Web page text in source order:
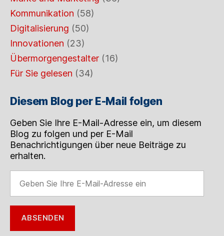
Kommunikation (58)
Digitalisierung (50)
Innovationen (23)
Übermorgengestalter (16)
Für Sie gelesen (34)
Diesem Blog per E-Mail folgen
Geben Sie Ihre E-Mail-Adresse ein, um diesem
Blog zu folgen und per E-Mail
Benachrichtigungen über neue Beiträge zu
erhalten.
Sie
Ihre
E-
Mail-
Adresse
ABSENDEN